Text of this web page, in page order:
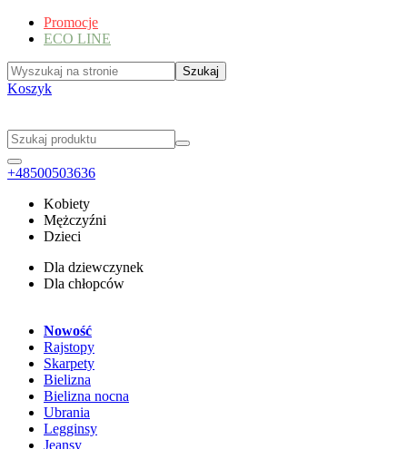
Promocje
ECO LINE
Koszyk
+48500503636
Kobiety
Mężczyźni
Dzieci
Dla dziewczynek
Dla chłopców
Nowość
Rajstopy
Skarpety
Bielizna
Bielizna nocna
Ubrania
Legginsy
Jeansy